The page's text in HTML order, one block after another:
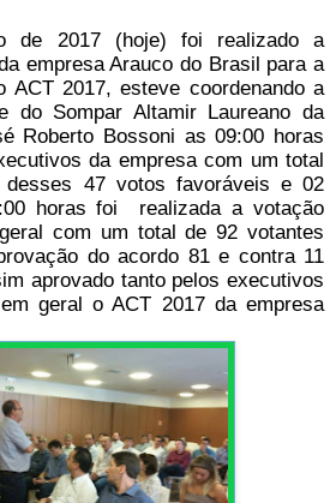
de 2017 (hoje) foi realizado a
empresa Arauco do Brasil para a
ACT 2017, esteve coordenando a
do Sompar Altamir Laureano da
Roberto Bossoni as 09:00 horas
da empresa com um total
desses 47 votos favoráveis e 02
horas foi realizada a votação
com um total de 92 votantes
do acordo 81 e contra 11
aprovado tanto pelos executivos
geral o ACT 2017 da empresa